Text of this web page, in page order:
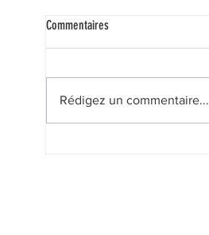
Commentaires
Rédigez un commentaire...